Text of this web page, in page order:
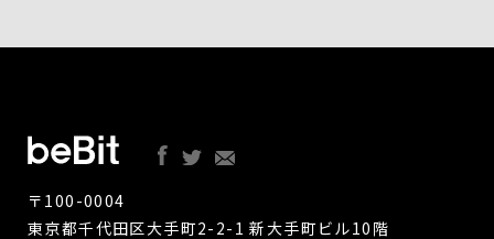
〒100-0004
東京都千代田区大手町2-2-1 新大手町ビル10階